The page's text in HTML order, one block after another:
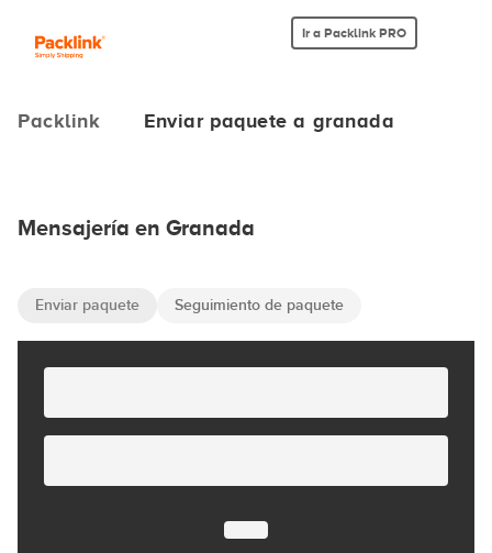
Ir a Packlink PRO
Packlink Enviar paquete a granada
Mensajería en Granada
Enviar paquete Seguimiento de paquete